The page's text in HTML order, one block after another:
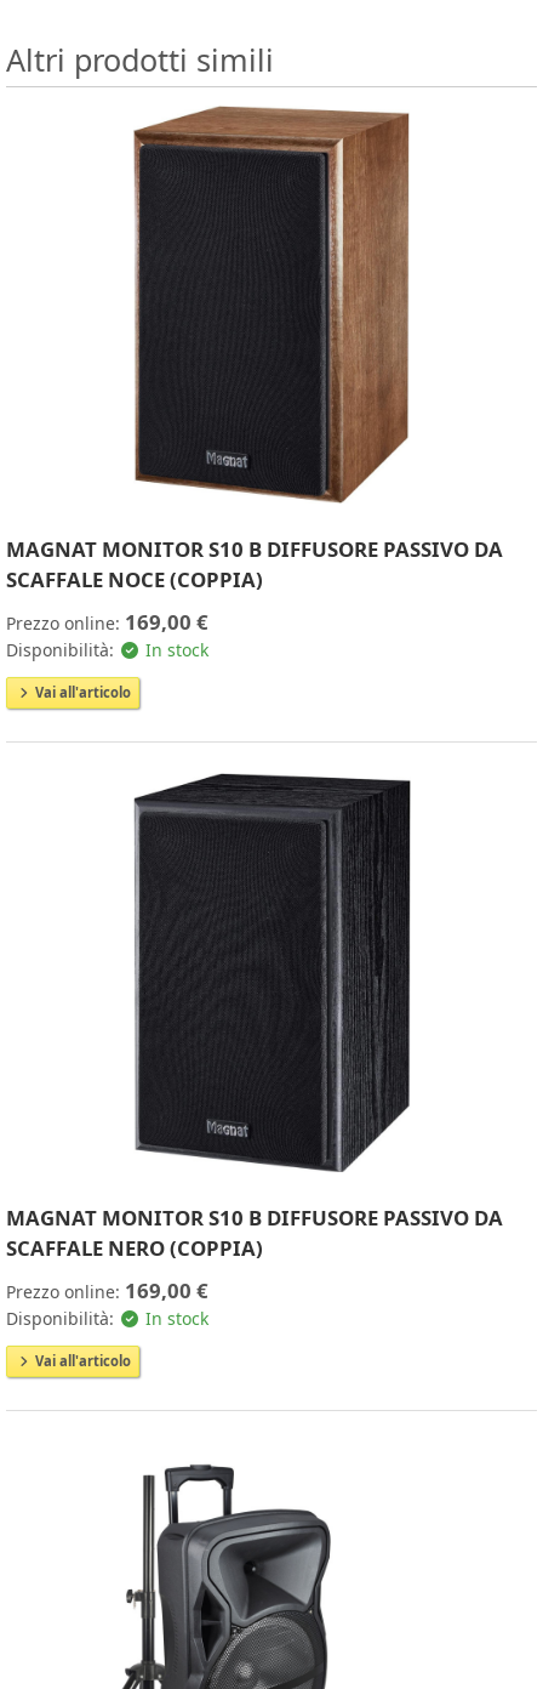
Altri prodotti simili
MAGNAT MONITOR S10 B DIFFUSORE PASSIVO DA
SCAFFALE NOCE (COPPIA)
Prezzo online: 169,00 €
Disponibilità: In stock
Vai all'articolo
MAGNAT MONITOR S10 B DIFFUSORE PASSIVO DA
SCAFFALE NERO (COPPIA)
Prezzo online: 169,00 €
Disponibilità: In stock
Vai all'articolo